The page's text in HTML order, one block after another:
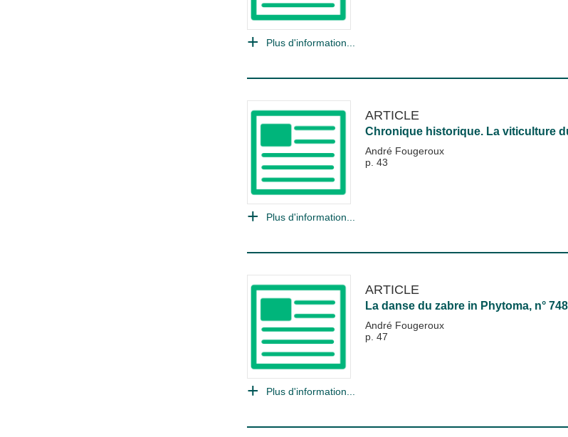
Plus d'information...
ARTICLE
Chronique historique. La viticulture
André Fougeroux
p. 43
Plus d'information...
ARTICLE
La danse du zabre in Phytoma, n°
André Fougeroux
p. 47
Plus d'information...